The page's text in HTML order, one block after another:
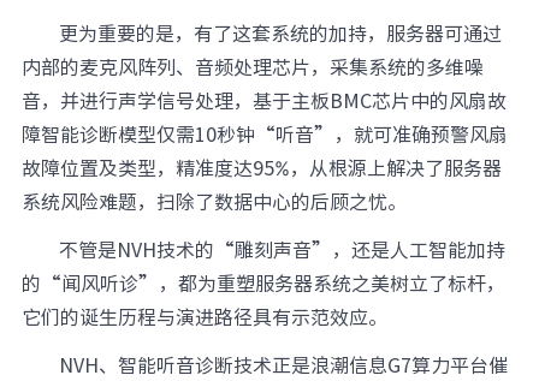
更为重要的是，有了这套系统的加持，服务器可通过
内部的麦克风阵列、音频处理芯片，采集系统的多维噪
音，并进行声学信号处理，基于主板BMC芯片中的风扇故
障智能诊断模型仅需10秒钟“听音”，就可准确预警风扇
故障位置及类型，精准度达95%，从根源上解决了服务器
系统风险难题，扫除了数据中心的后顾之忧。
不管是NVH技术的“雕刻声音”，还是人工智能加持
的“闻风听诊”，都为重塑服务器系统之美树立了标杆，
它们的诞生历程与演进路径具有示范效应。
NVH、智能听音诊断技术正是浪潮信息G7算力平台催